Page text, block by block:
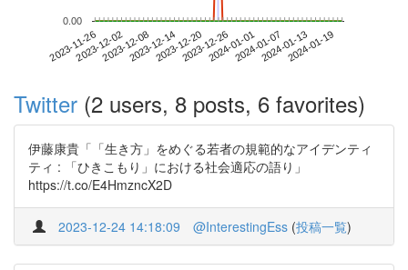
2023-11-262023-12-022023-12-082023-12-142023-12-202023-12-262024-01-012024-01-072024-01-132024-01-19
0.00
Twitter (2 users, 8 posts, 6 favorites)
伊藤康貴「「生き方」をめぐる若者の規範的なアイデンティ
ティ : 「ひきこもり」における社会適応の語り」
https://t.co/E4HmzncX2D
2023-12-24 14:18:09 @InterestingEss (投稿一覧)